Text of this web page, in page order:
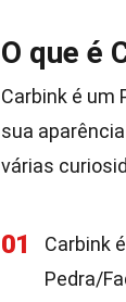
O que é
Carbink é um
sua
várias
01
Carbink
Pedra/